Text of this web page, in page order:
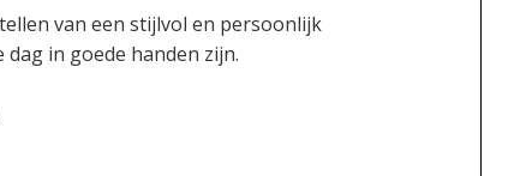
van een stijlvol en persoonlijk
in goede handen zijn.